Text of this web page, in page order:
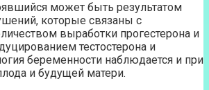
может быть результатом
которые связаны с
выработки прогестерона и
тестостерона и
беременности наблюдается и при
и будущей матери.